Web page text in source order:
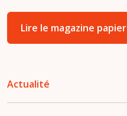
Lire le magazine papier
Actualité